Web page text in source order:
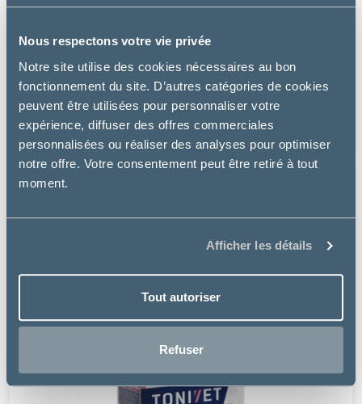
Nous respectons votre vie privée
Notre site utilise des cookies nécessaires au bon
fonctionnement du site. D’autres catégories de cookies
peuvent être utilisées pour personnaliser votre
expérience, diffuser des offres commerciales
personnalisées ou réaliser des analyses pour optimiser
notre offre. Votre consentement peut être retiré à tout
moment.
Afficher les détails
Tout autoriser
Refuser
Tonivet
à partir de
14.49€